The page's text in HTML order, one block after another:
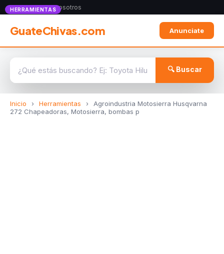
Anunciate con nosotros
GuateChivas.com Anunciate
🔍 Buscar
Inicio › Herramientas ›
Agroindustria Motosierra Husqvarna
272 Chapeadoras, Motosierra, bombas p
HERRAMIENTAS